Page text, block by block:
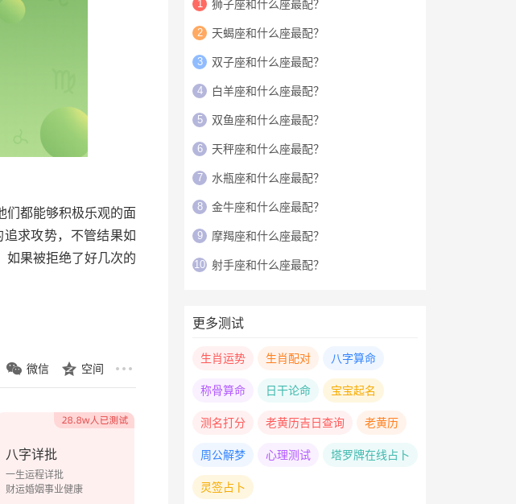
们都能够积极乐观的面
求攻势，不管结果如
如果被拒绝了好几次的
微信 空间
八字详批
一生运程详批
财运婚姻事业健康
1 狮子座和什么座最配？
2 天蝎座和什么座最配？
3 双子座和什么座最配？
4 白羊座和什么座最配？
5 双鱼座和什么座最配？
6 天秤座和什么座最配？
7 水瓶座和什么座最配？
8 金牛座和什么座最配？
9 摩羯座和什么座最配？
10 射手座和什么座最配？
更多测试
生肖运势 生肖配对 八字算命
称骨算命 日干论命 宝宝起名
测名打分 老黄历吉日查询 老黄历
周公解梦 心理测试 塔罗牌在线占卜
灵签占卜